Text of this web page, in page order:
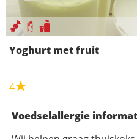
Yoghurt met fruit
4
Voedselallergie